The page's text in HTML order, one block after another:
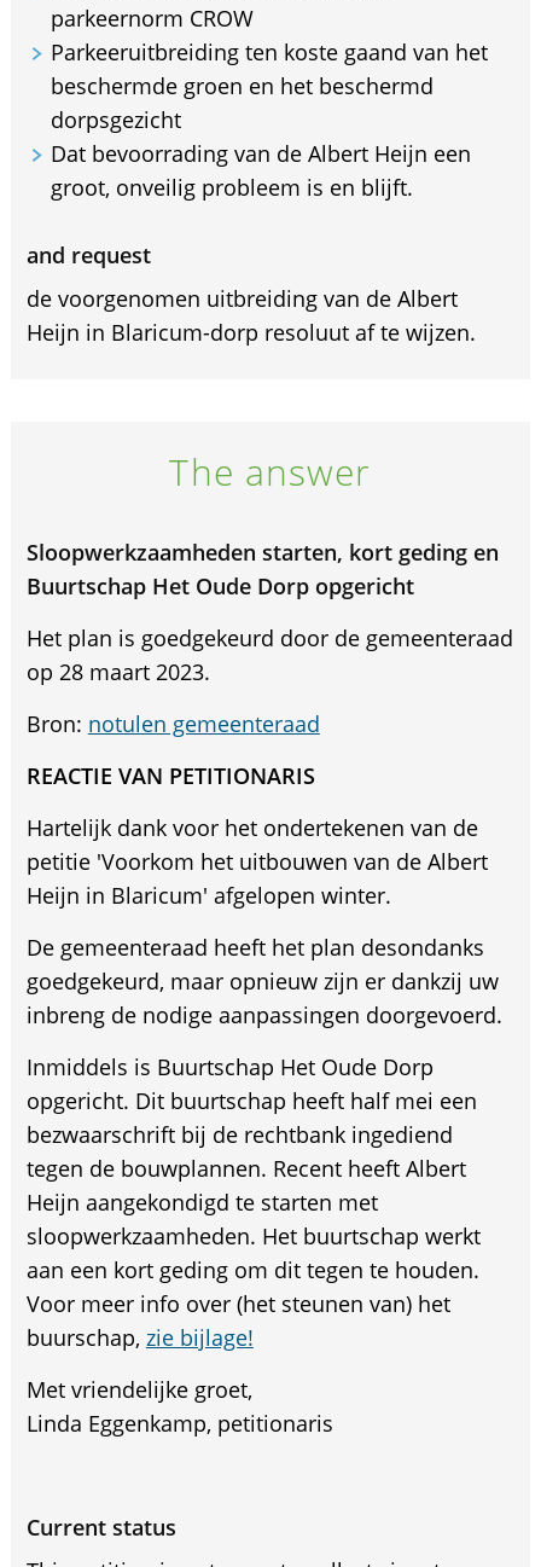
parkeernorm CROW
Parkeeruitbreiding ten koste gaand van het
beschermde groen en het beschermd
dorpsgezicht
Dat bevoorrading van de Albert Heijn een
groot, onveilig probleem is en blijft.
and request
de voorgenomen uitbreiding van de Albert
Heijn in Blaricum-dorp resoluut af te wijzen.
The answer
Sloopwerkzaamheden starten, kort geding en
Buurtschap Het Oude Dorp opgericht
Het plan is goedgekeurd door de gemeenteraad
op 28 maart 2023.
Bron: notulen gemeenteraad
REACTIE VAN PETITIONARIS
Hartelijk dank voor het ondertekenen van de
petitie 'Voorkom het uitbouwen van de Albert
Heijn in Blaricum' afgelopen winter.
De gemeenteraad heeft het plan desondanks
goedgekeurd, maar opnieuw zijn er dankzij uw
inbreng de nodige aanpassingen doorgevoerd.
Inmiddels is Buurtschap Het Oude Dorp
opgericht. Dit buurtschap heeft half mei een
bezwaarschrift bij de rechtbank ingediend
tegen de bouwplannen. Recent heeft Albert
Heijn aangekondigd te starten met
sloopwerkzaamheden. Het buurtschap werkt
aan een kort geding om dit tegen te houden.
Voor meer info over (het steunen van) het
buurschap, zie bijlage!
Met vriendelijke groet,
Linda Eggenkamp, petitionaris
Current status